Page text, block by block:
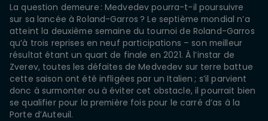
La question demeure : Medvedev pourra-t-il poursuivre
sur sa lancée à Roland-Garros ? Le septième mondial n’a
atteint la deuxième semaine du tournoi de Roland-Garros
qu’à trois reprises en neuf participations – son meilleur
résultat étant un quart de finale en 2021. À l’instar de
Zverev, toutes les défaites de Medvedev sur terre battue
cette saison ont été infligées par un Italien ; s’il parvient
donc à surmonter ou à éviter cet obstacle, il pourrait bien
se qualifier pour la première fois pour le carré d’as à la
Porte d’Auteuil.